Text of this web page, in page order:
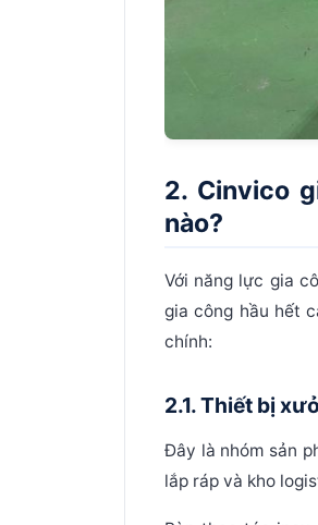
2. Cinvico
nào?
Với năng lực gia
gia công hầu hết
chính:
2.1. Thiết bị
Đây là nhóm sản
lắp ráp và kho